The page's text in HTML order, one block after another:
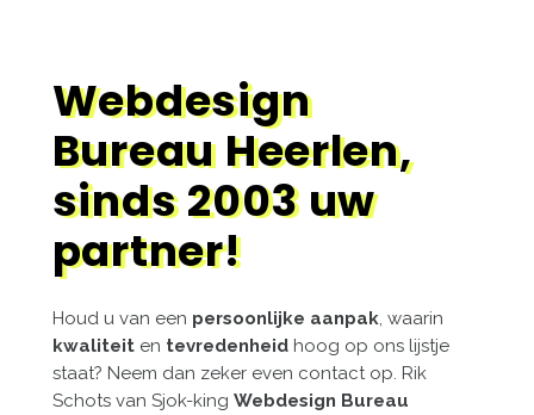
Webdesign
Bureau Heerlen,
sinds 2003 uw
partner!
Houd u van een persoonlijke aanpak, waarin
kwaliteiten tevredenheidhoog op ons lijstje
staat? Neem dan zeker even contact op. Rik
Schots van Sjok-king Webdesign Bureau